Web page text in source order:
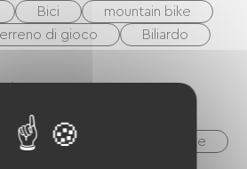
Bici
mountain bike
di gioco Biliardo
contanti
Biglietti del ristorante